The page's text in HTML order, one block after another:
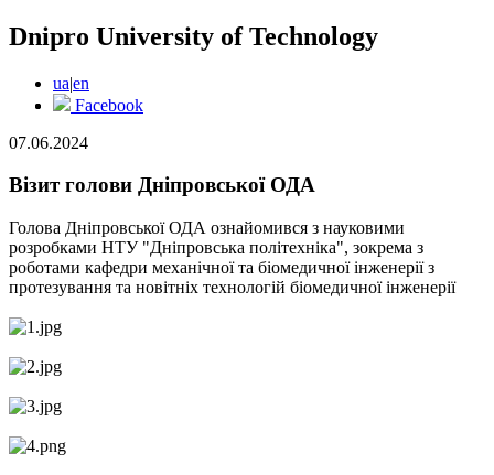
Dnipro University of Technology
ua|en
Facebook
07.06.2024
Візит голови Дніпровської ОДА
Голова Дніпровської ОДА ознайомився з науковими
розробками НТУ "Дніпровська політехніка", зокрема з
роботами кафедри механічної та біомедичної інженерії з
протезування та новітніх технологій біомедичної інженерії